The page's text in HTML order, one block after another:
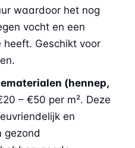
waardoor het nog
vocht en een
heeft. Geschikt voor
(hennep,
– €50 per m². Deze
en
gezond